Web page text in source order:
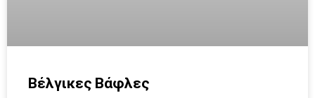
Βέλγικες Βάφλες